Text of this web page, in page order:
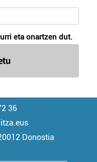
eta onartzen dut.
36
Donostia